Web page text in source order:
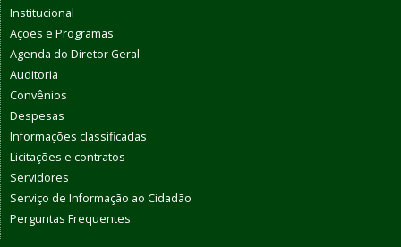
Institucional
Ações e Programas
Agenda do Diretor Geral
Auditoria
Convênios
Despesas
Informações classificadas
Licitações e contratos
Servidores
Serviço de Informação ao Cidadão
Perguntas Frequentes